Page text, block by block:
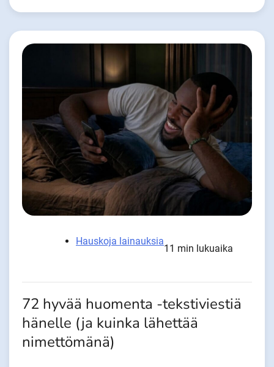
Hauskoja lainauksia
11 min lukuaika
72 hyvää huomenta -tekstiviestiä
hänelle (ja kuinka lähettää
nimettömänä)